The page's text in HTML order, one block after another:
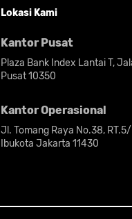
Lokasi Kami
Kantor Pusat
Plaza Bank Index Lantai T,
Pusat 10350
Kantor Operasional
Jl. Tomang Raya No.38,
Ibukota Jakarta 11430